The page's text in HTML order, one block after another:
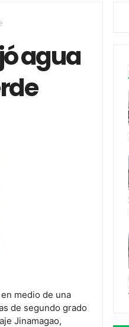
agua
medio de una
de segundo grado
Jinamagao,